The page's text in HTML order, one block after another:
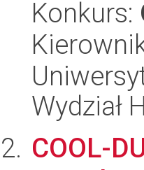
Konkurs:
Wydział
COOL-